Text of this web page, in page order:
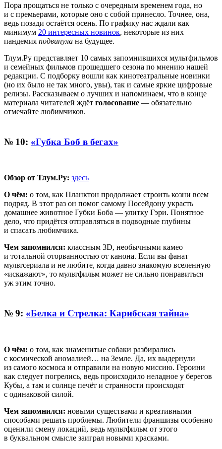
Пора прощаться не только с очередным временем года, но
и с премьерами, которые оно с собой принесло. Точнее, она,
ведь позади остаётся осень. По графику нас ждали как
минимум 20 интересных новинок, некоторые из них
пандемия подвинула на будущее.
Тлум.Ру представляет 10 самых запомнившихся мультфильмов
и семейных фильмов прошедшего сезона по мнению нашей
редакции. С подборку вошли как кинотеатральные новинки
(но их было не так много, увы), так и самые яркие цифровые
релизы. Рассказываем о лучших и напоминаем, что в конце
материала читателей ждёт голосование — обязательно
отмечайте любимчиков.
№ 10: «Губка Боб в бегах»
Обзор от Тлум.Ру: здесь
О чём: о том, как Планктон продолжает строить козни всем
подряд. В этот раз он помог самому Посейдону украсть
домашнее животное Губки Боба — улитку Гэри. Понятное
дело, что придётся отправляться в подводные глубины
и спасать любимчика.
Чем запомнился: классным 3D, необычными камео
и тотальной оторванностью от канона. Если вы фанат
мультсериала и не любите, когда давно знакомую вселенную
«искажают», то мультфильм может не сильно понравиться
уж этим точно.
№ 9: «Белка и Стрелка: Карибская тайна»
О чём: о том, как знаменитые собаки разбирались
с космической аномалией… на Земле. Да, их выдернули
из самого космоса и отправили на новую миссию. Героини
как следует погрелись, ведь происходило неладное у берегов
Кубы, а там и солнце печёт и странности происходят
с одинаковой силой.
Чем запомнился: новыми существами и креативными
способами решать проблемы. Любители франшизы особенно
оценили смену локаций, ведь мультфильм от этого
в буквальном смысле заиграл новыми красками.